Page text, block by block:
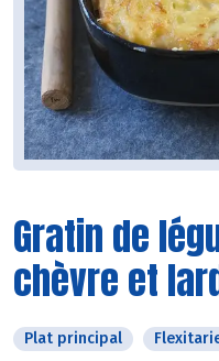
Gratin de
chèvre et
Plat principal